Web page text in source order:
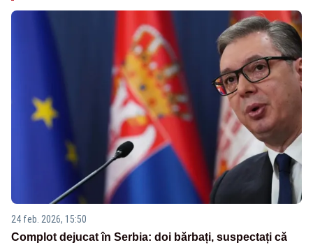
24 feb. 2026, 15:50
Complot dejucat în Serbia: doi bărbați, suspectați că